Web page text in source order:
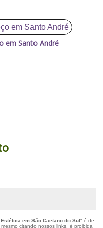
em Santo André
em São Caetano do Sul" é de
citando nossos links, é proibida